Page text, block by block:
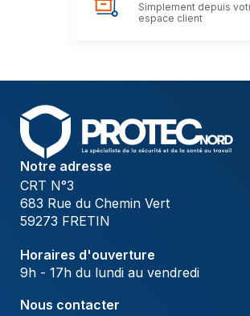
Simplement depuis
espace client
Notre adresse
CRT N°3
683 Rue du Chemin Vert
59273 FRETIN
Horaires d'ouverture
9h - 17h du lundi au vendredi
Nous contacter